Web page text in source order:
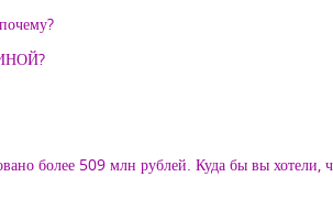
более 509 млн рублей. Куда бы вы хотели,